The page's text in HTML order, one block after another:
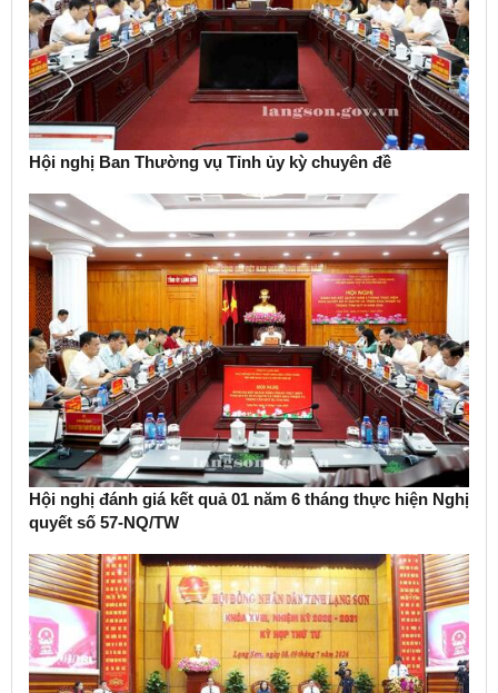
Hội nghị Ban Thường vụ Tỉnh ủy kỳ chuyên đề
Hội nghị đánh giá kết quả 01 năm 6 tháng thực hiện Nghị
quyết số 57-NQ/TW